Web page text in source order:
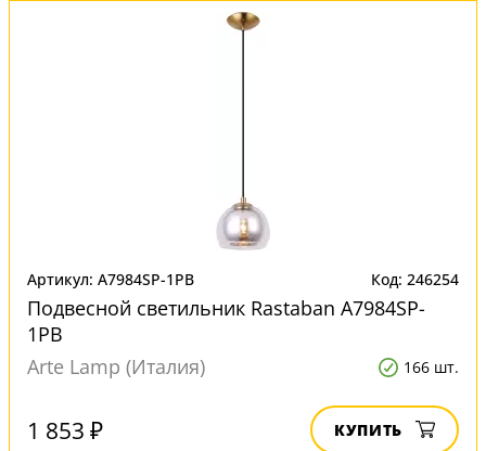
Артикул: A7984SP-1PB Код: 246254
Подвесной светильник Rastaban A7984SP-
1PB
Arte Lamp (Италия)
166 шт.
1 853 ₽ КУПИТЬ